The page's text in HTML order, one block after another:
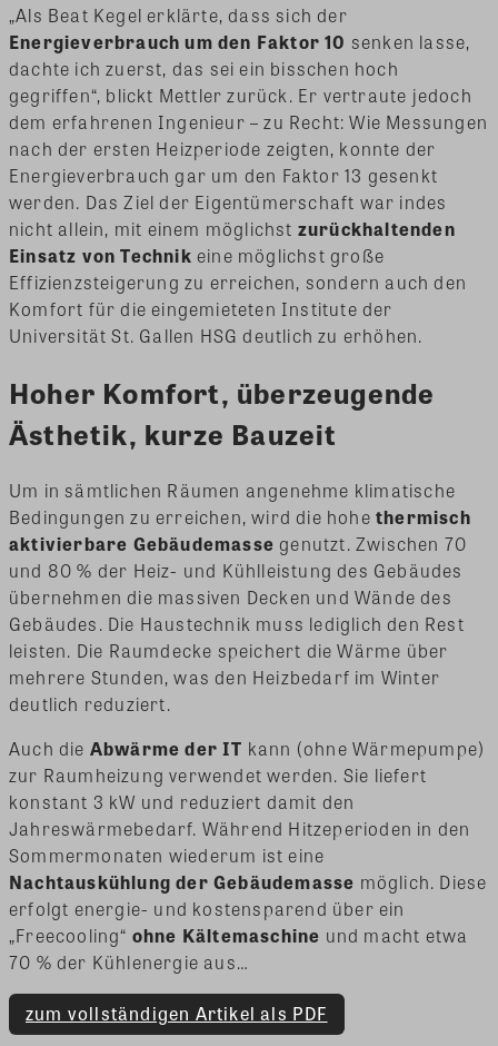
„Als Beat Kegel erklärte, dass sich der
Energieverbrauch um den Faktor 10 senken lasse,
dachte ich zuerst, das sei ein bisschen hoch
gegriffen“, blickt Mettler zurück. Er vertraute jedoch
dem erfahrenen Ingenieur – zu Recht: Wie Messungen
nach der ersten Heizperiode zeigten, konnte der
Energieverbrauch gar um den Faktor 13 gesenkt
werden. Das Ziel der Eigentümerschaft war indes
nicht allein, mit einem möglichst zurückhaltenden
Einsatz von Technik eine möglichst große
Effizienzsteigerung zu erreichen, sondern auch den
Komfort für die eingemieteten Institute der
Universität St. Gallen HSG deutlich zu erhöhen.
Hoher Komfort, überzeugende
Ästhetik, kurze Bauzeit
Um in sämtlichen Räumen angenehme klimatische
Bedingungen zu erreichen, wird die hohethermisch
aktivierbare Gebäudemasse genutzt. Zwischen 70
und 80 % der Heiz- und Kühlleistung des Gebäudes
übernehmen die massiven Decken und Wände des
Gebäudes. Die Haustechnik muss lediglich den Rest
leisten. Die Raumdecke speichert die Wärme über
mehrere Stunden, was den Heizbedarf im Winter
deutlich reduziert.
Auch die Abwärme der IT kann (ohne Wärmepumpe)
zur Raumheizung verwendet werden. Sie liefert
konstant 3 kW und reduziert damit den
Jahreswärmebedarf. Während Hitzeperioden in den
Sommermonaten wiederum ist eine
Nachtauskühlung der Gebäudemasse möglich. Diese
erfolgt energie- und kostensparend über ein
„Freecooling“ ohne Kältemaschine und macht etwa
70 % der Kühlenergie aus…
zum vollständigen Artikel als PDF